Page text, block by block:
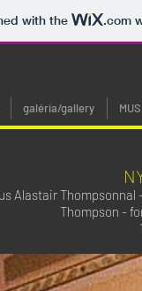
with the .com
galéria/gallery
Alastair
Thompson -